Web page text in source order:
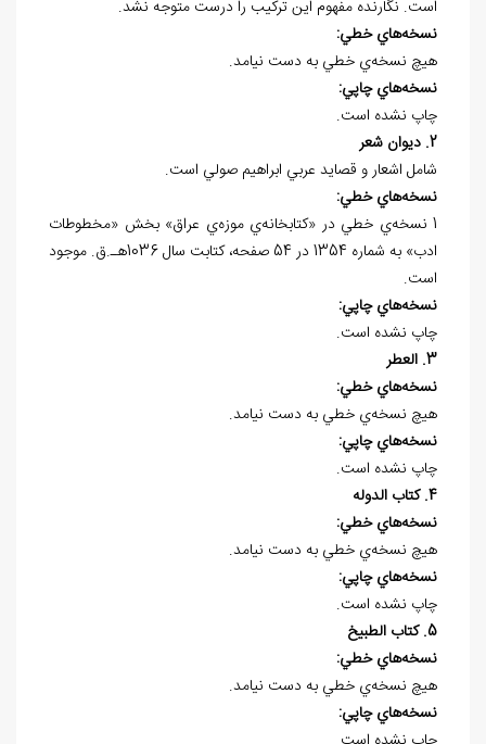
است. نگارنده مفهوم اين ترکيب را درست متوجه نشد.
نسخههاي خطي:
هيچ نسخهي خطي به دست نيامد.
نسخههاي چاپي:
چاپ نشده است.
2. دیوان شعر
شامل اشعار و قصايد عربي ابراهيم صولي است.
نسخههاي خطي:
1 نسخه‌ي خطي در «کتابخانه‌ي موزه‌ي عراق» بخش «مخطوطات
ادب» به شماره 1354 در 54 صفحه، کتابت سال 1036هـ.ق. موجود
است.
نسخههاي چاپي:
چاپ نشده است.
3. العطر
نسخههاي خطي:
هيچ نسخهي خطي به دست نيامد.
نسخههاي چاپي:
چاپ نشده است.
4. کتاب الدوله
نسخههاي خطي:
هيچ نسخهي خطي به دست نيامد.
نسخههاي چاپي:
چاپ نشده است.
5. کتاب الطبیخ
نسخههاي خطي:
هيچ نسخهي خطي به دست نيامد.
نسخههاي چاپي: